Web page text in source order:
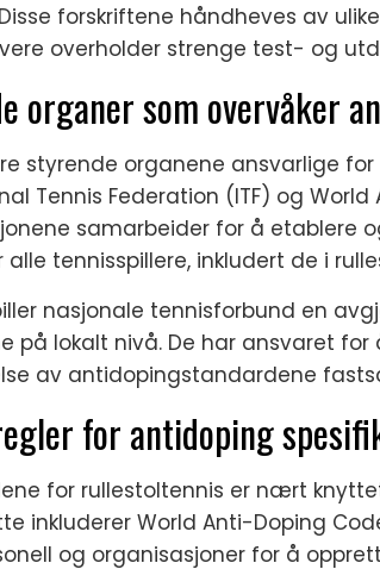
forskriftene håndheves av ulike
overholder strenge test- og
organer som overvåker
styrende organene ansvarlige
Tennis Federation (ITF) og World
samarbeider for å etablere
alle tennisspillere, inkludert de i
nasjonale tennisforbund en
på lokalt nivå. De har ansvaret
av antidopingstandardene
for antidoping
for rullestoltennis er nært
inkluderer World Anti-Doping
og organisasjoner for å